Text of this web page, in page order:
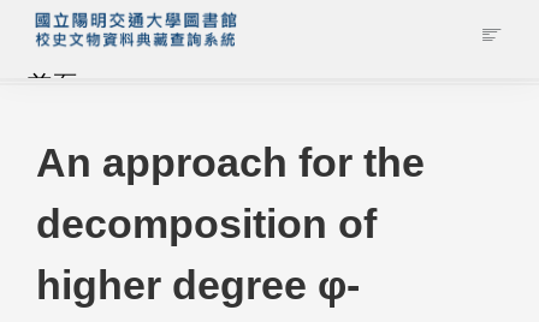
首頁
藏品查詢
校史館簡介
藏品清單全覽
An approach for the
decomposition of
higher degree φ-